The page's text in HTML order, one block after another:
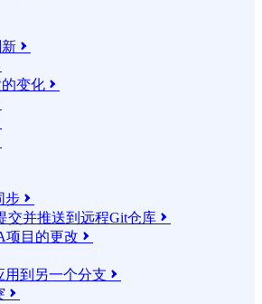

变化 
步 
交并推送到远程Git仓库 
项目的更改 
用到另一个分支 
